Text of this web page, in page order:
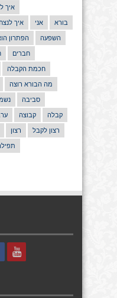
איך
איך אני בורא
הפתרון השפעה
חברים
חכמת הקבלה
מה הבורא רוצה
סביבה
קבוצה קבלה
רצון רצון לקבל